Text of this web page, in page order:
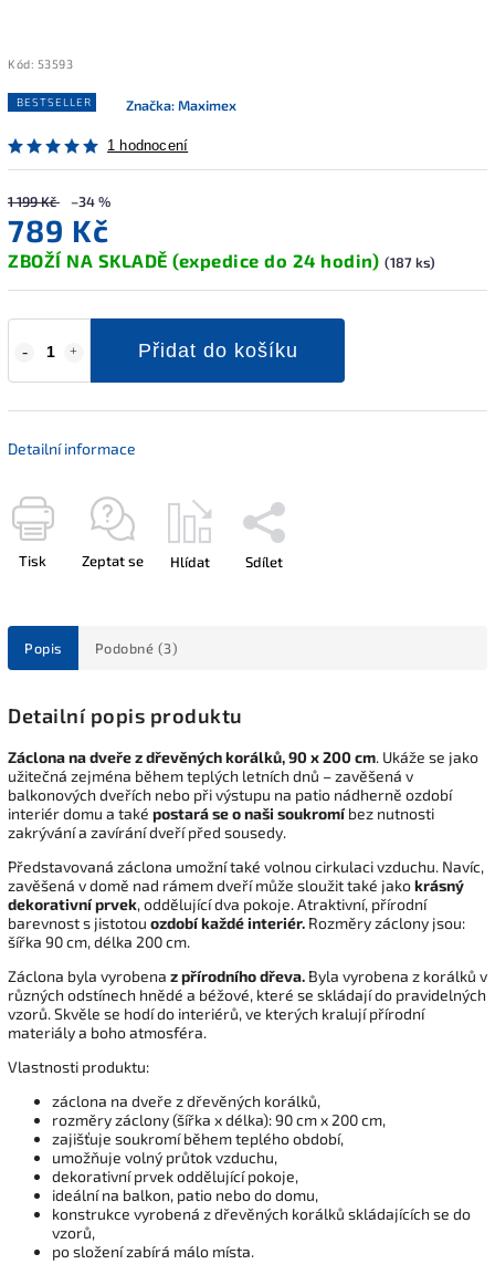
Kód: 53593
BESTSELLER
1 hodnocení
Značka:Maximex
1 199 Kč –34 %
789 Kč
ZBOŽÍ NA SKLADĚ (expedice do 24 hodin) (187 ks)
Přidat do košíku
Detailní informace
Tisk Zeptat se Hlídat Sdílet
Popis Podobné (3)
Detailní popis produktu
Záclona na dveře z dřevěných korálků, 90 x 200 cm. Ukáže se jako
užitečná zejména během teplých letních dnů – zavěšená v
balkonových dveřích nebo při výstupu na patio nádherně ozdobí
interiér domu a také postará se o naši soukromíbez nutnosti
zakrývání a zavírání dveří před sousedy.
Představovaná záclona umožní také volnou cirkulaci vzduchu. Navíc,
zavěšená v domě nad rámem dveří může sloužit také jakokrásný
dekorativní prvek, oddělující dva pokoje. Atraktivní, přírodní
barevnost s jistotou ozdobí každé interiér. Rozměry záclony jsou:
šířka 90 cm, délka 200 cm.
Záclona byla vyrobena z přírodního dřeva. Byla vyrobena z korálků v
různých odstínech hnědé a béžové, které se skládají do pravidelných
vzorů. Skvěle se hodí do interiérů, ve kterých kralují přírodní
materiály a boho atmosféra.
Vlastnosti produktu:
záclona na dveře z dřevěných korálků,
rozměry záclony (šířka x délka): 90 cm x 200 cm,
zajišťuje soukromí během teplého období,
umožňuje volný průtok vzduchu,
dekorativní prvek oddělující pokoje,
ideální na balkon, patio nebo do domu,
konstrukce vyrobená z dřevěných korálků skládajících se do
vzorů,
po složení zabírá málo místa.